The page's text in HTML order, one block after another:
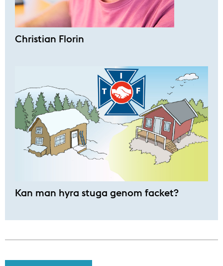
Christian Florin
Kan man hyra stuga genom facket?